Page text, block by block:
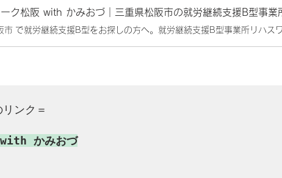
ーク松阪 with かみおづ｜三重県松阪市の就労継続支援B型事業
ンク＝